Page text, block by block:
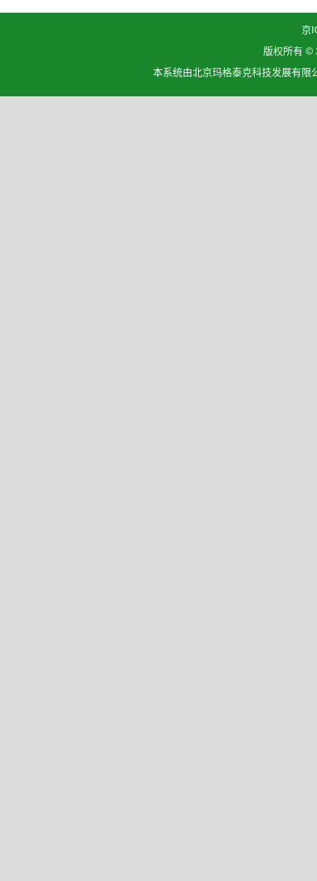
京
版权所有 ©
本系统由北京玛格泰克科技发展有